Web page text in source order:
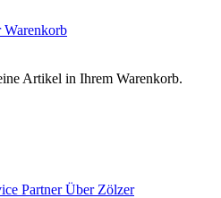
Warenkorb
Artikel in Ihrem Warenkorb.
PartnerÜber Zölzer